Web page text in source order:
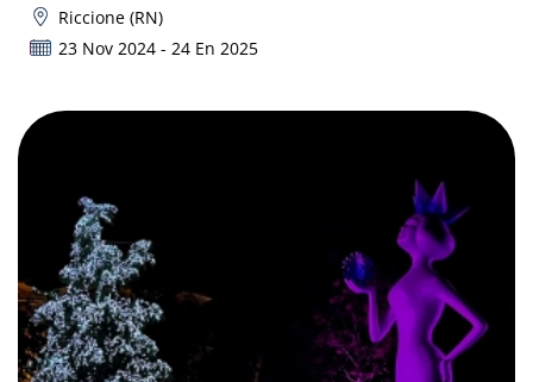
Riccione (RN)
23 Nov 2024 - 24 En 2025